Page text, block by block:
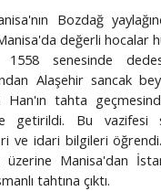
Bozdağ
değerli hocalar
senesinde
Alaşehir sancak
Han'ın tahta
getirildi. Bu vazifesi
ve idari bilgileri
üzerine Manisa'dan
tahtına çıktı.